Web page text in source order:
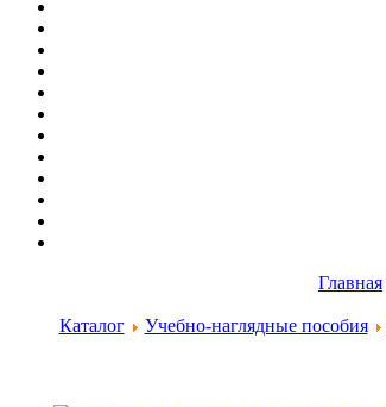
Главная
Каталог Учебно-наглядные пособия